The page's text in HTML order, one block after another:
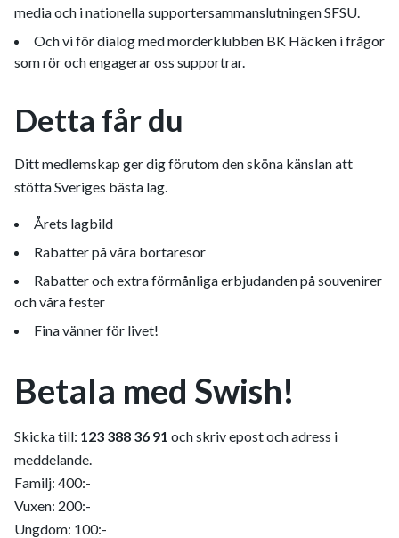
media och i nationella supportersammanslutningen SFSU.
Och vi för dialog med morderklubben BK Häcken i frågor
som rör och engagerar oss supportrar.
Detta får du
Ditt medlemskap ger dig förutom den sköna känslan att
stötta Sveriges bästa lag.
Årets lagbild
Rabatter på våra bortaresor
Rabatter och extra förmånliga erbjudanden på souvenirer
och våra fester
Fina vänner för livet!
Betala med Swish!
Skicka till: 123 388 36 91 och skriv epost och adress i
meddelande.
Familj: 400:-
Vuxen: 200:-
Ungdom: 100:-